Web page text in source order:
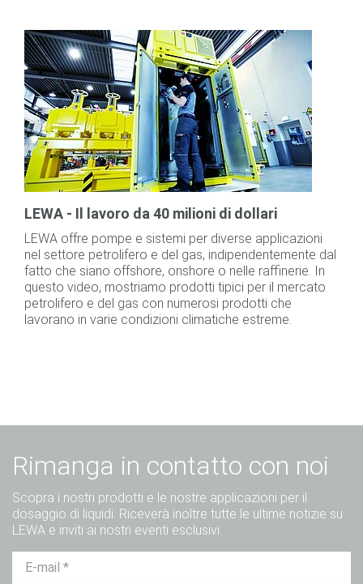
LEWA - Il lavoro da 40 milioni di dollari
LEWA offre pompe e sistemi per diverse applicazioni
nel settore petrolifero e del gas, indipendentemente dal
fatto che siano offshore, onshore o nelle raffinerie. In
questo video, mostriamo prodotti tipici per il mercato
petrolifero e del gas con numerosi prodotti che
lavorano in varie condizioni climatiche estreme.
Rimanga in contatto con noi
Scopra i nostri prodotti e le nostre applicazioni per il
dosaggio di liquidi. Riceverà inoltre tutte le ultime notizie su
LEWA e inviti ai nostri eventi esclusivi.